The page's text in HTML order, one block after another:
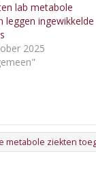
lab metabole
leggen ingewikkelde
2025
ziekten